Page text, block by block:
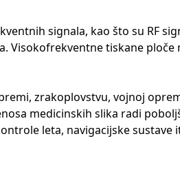
signala, kao što su RF
tiskane
zrakoplovstvu, vojnoj
medicinskih slika radi
leta, navigacijske